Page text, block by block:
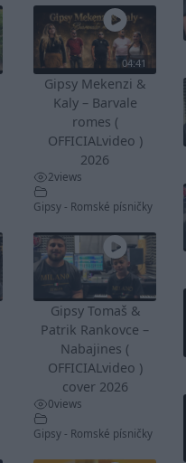
04:41
Gipsy Mekenzi &
Kaly – Barvale
romes (
OFFICIALvideo )
2026
2views
Gipsy - Romské písničky
Gipsy Tomaš &
Patrik Rankovce –
Nabajines (
OFFICIALvideo )
cover 2026
0views
Gipsy - Romské písničky